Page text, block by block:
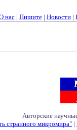
нас| Пишите| Новости|
Авторские
странного микромира" |